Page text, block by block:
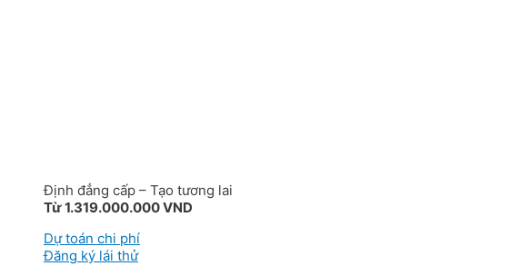
Định đẳng cấp – Tạo tương lai
Từ 1.319.000.000 VND
Dự toán chi phí
Đăng ký lái thử